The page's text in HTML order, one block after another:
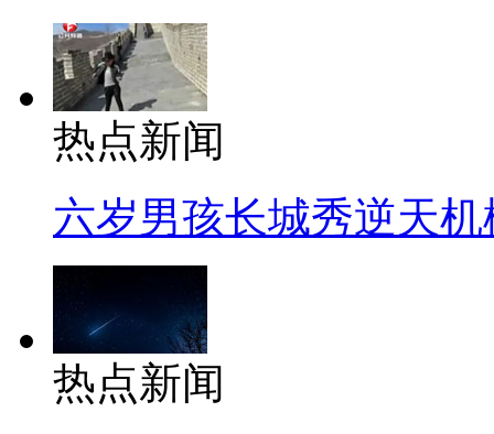
热点新闻
六岁男孩长城秀逆天机
热点新闻